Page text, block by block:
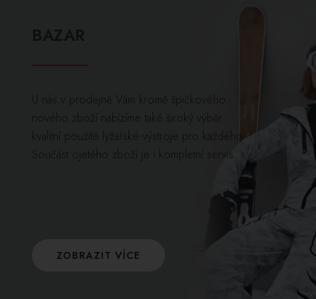
U nás v prodejně Vám kromě špičkového
nového zboží nabízíme také široký výběr
kvalitní použité lyžařské výstroje pro každého.
Součást ojetého zboží je i kompletní servis.
ZOBRAZIT VÍCE